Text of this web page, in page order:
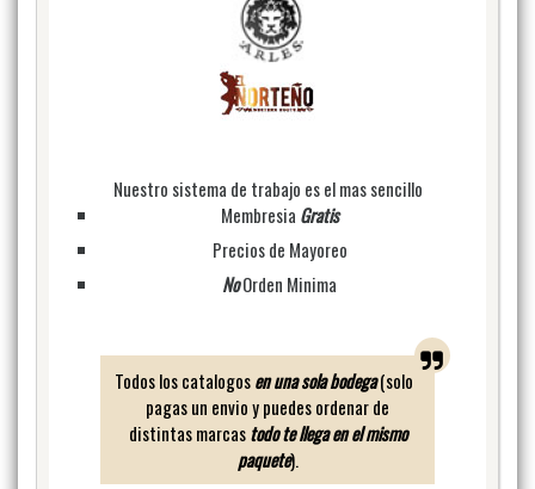
Nuestro sistema de trabajo es el mas sencillo
Membresia Gratis
Precios de Mayoreo
NoOrden Minima
Todos los catalogosen una sola bodega (solo
pagas un envio y puedes ordenar de
distintas marcastodo te llega en el mismo
paquete).